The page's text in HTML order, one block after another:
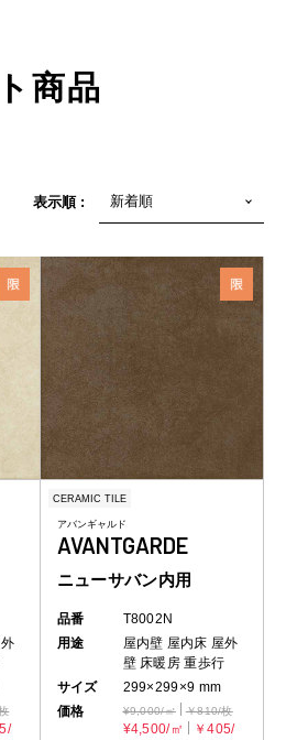
商品
表示順 :
CERAMIC TILE
アバンギャルド
AVANTGARDE
ニューサバン内用
品番
T8002N
用途
屋内壁 屋内床 屋外
壁 床暖房 重歩行
サイズ
299×299×9 mm
価格
¥9,000/㎡ ￥810/枚
¥4,500/㎡
￥405/